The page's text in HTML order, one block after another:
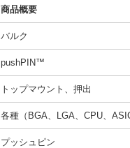
商品概要
バルク
pushPIN™
トップマウント、押出
各種（BGA、LGA、CPU、
プッシュピン